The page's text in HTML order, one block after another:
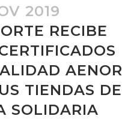
2019
RECIBE
AENOR
TIENDAS DE
SOLIDARIA